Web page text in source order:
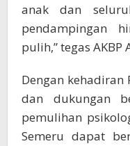
anak dan
pendampingan
pulih,” tegas AKBP
Dengan kehadiran
dan dukungan
pemulihan
Semeru dapat